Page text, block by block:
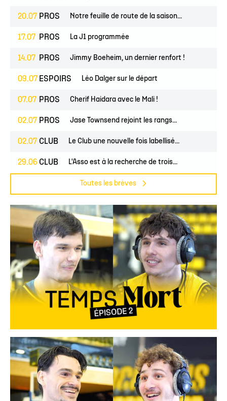
20.07 PROS Notre feuille de route de la saison...
17.07 PROS La J1 programmée
14.07 PROS Jimmy Boeheim, un dernier renfort !
09.07 ESPOIRS Léo Dalger sur le départ
07.07 PROS Cherif Haidara avec le Mali !
02.07 PROS Jase Townsend rejoint les rangs...
02.07 CLUB Le Club une nouvelle fois labellisé...
29.06 CLUB L'Asso est à la recherche de trois...
Toutes les brèves